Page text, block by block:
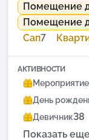
Помещение
Помещение
Сап7
АКТИВНОСТИ
Мероприятие
День
Девичник38
Показать еще